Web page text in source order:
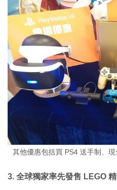
其他優惠包括買 PS4 送手制、
3. 全球獨家率先發售 LEGO